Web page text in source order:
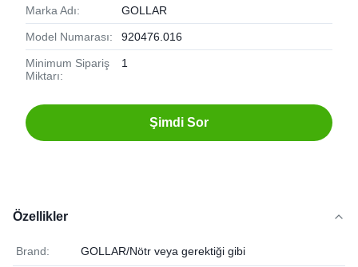
Marka Adı: GOLLAR
Model Numarası: 920476.016
Minimum Sipariş
Miktarı:
1
Şimdi Sor
Özellikler
Brand: GOLLAR/Nötr veya gerektiği gibi